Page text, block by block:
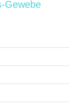
Gewebe